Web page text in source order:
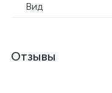
Вид
Отзывы